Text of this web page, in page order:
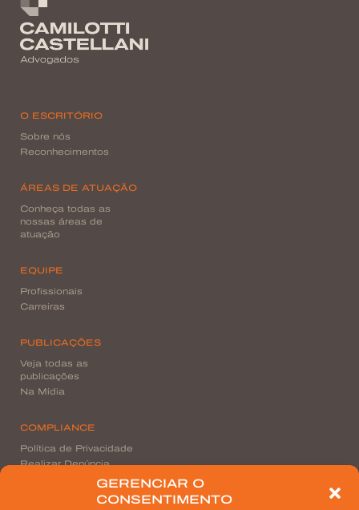
GERENCIAR O
CONSENTIMENTO
O ESCRITÓRIO
Sobre nós
Reconhecimentos
ÁREAS DE ATUAÇÃO
Conheça todas as
nossas áreas de
atuação
EQUIPE
Profissionais
Carreiras
PUBLICAÇÕES
Veja todas as
publicações
Na Mídia
COMPLIANCE
Política de Privacidade
Realizar Denúncia